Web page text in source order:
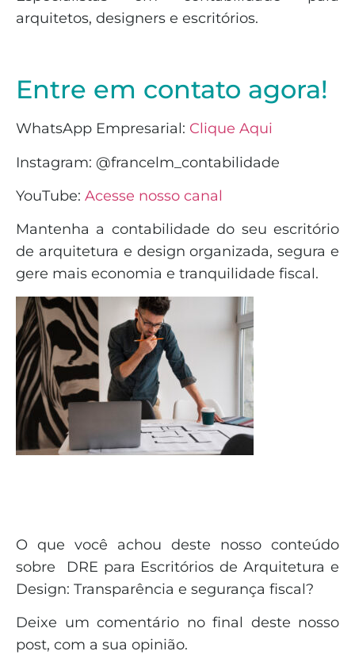
arquitetos, designers e escritórios.
Entre em contato agora!
WhatsApp Empresarial: Clique Aqui
Instagram: @francelm_contabilidade
YouTube: Acesse nosso canal
Mantenha a contabilidade do seu escritório
de arquitetura e design organizada, segura e
gere mais economia e tranquilidade fiscal.
O que você achou deste nosso conteúdo
sobre DRE para Escritórios de Arquitetura e
Design: Transparência e segurança fiscal?
Deixe um comentário no final deste nosso
post, com a sua opinião.